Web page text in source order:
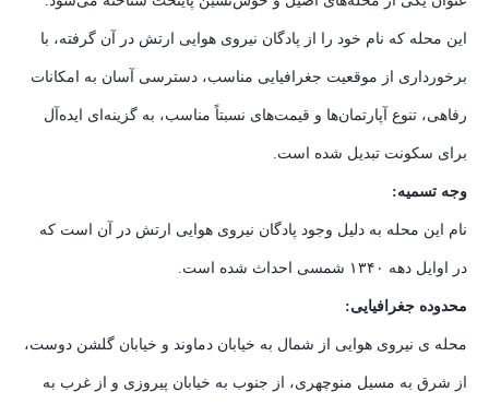
این محله که نام خود را از پادگان نیروی هوایی ارتش در آن گرفته، با
برخورداری از موقعیت جغرافیایی مناسب، دسترسی آسان به امکانات
رفاهی، تنوع آپارتمان‌ها و قیمت‌های نسبتاً مناسب، به گزینه‌ای ایده‌آل
برای سکونت تبدیل شده است.
وجه تسمیه:
نام این محله به دلیل وجود پادگان نیروی هوایی ارتش در آن است که
در اوایل دهه ۱۳۴۰ شمسی احداث شده است.
محدوده جغرافیایی:
محله ی نیروی هوایی از شمال به خیابان دماوند و خیابان گلشن دوست،
از شرق به مسیل منوچهری، از جنوب به خیابان پیروزی و از غرب به